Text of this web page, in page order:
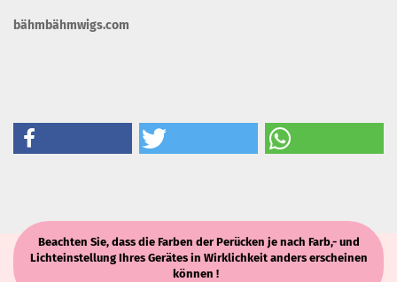
bähmbähmwigs.com
Beachten Sie, dass die Farben der Perücken je nach Farb,- und
Lichteinstellung Ihres Gerätes in Wirklichkeit anders erscheinen
können !